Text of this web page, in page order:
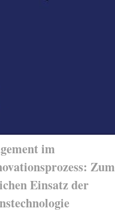
im
Zum
Einsatz der